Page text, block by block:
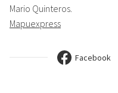
Mario Quinteros.
Mapuexpress
Facebook